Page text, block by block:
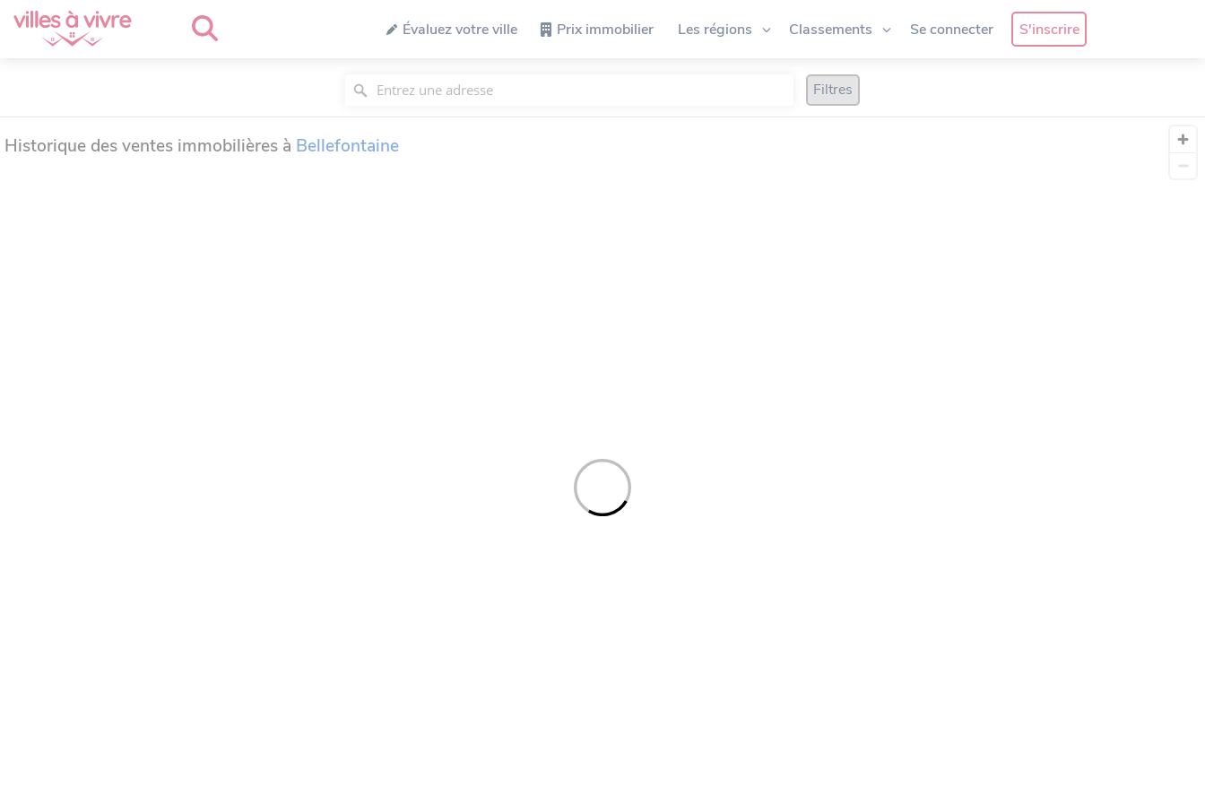
Évaluez votre ville Prix immobilier Les régions Classements Se connecter S'inscrire
Filtres
Historique des ventes immobilières à Bellefontaine